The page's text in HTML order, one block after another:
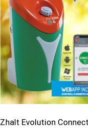
Zhalt Evolution